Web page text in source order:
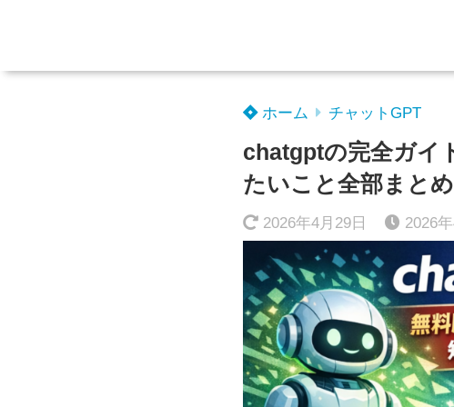
ホーム チャットGPT
chatgptの完全ガイ
たいこと全部まと
2026年4月29日 2026